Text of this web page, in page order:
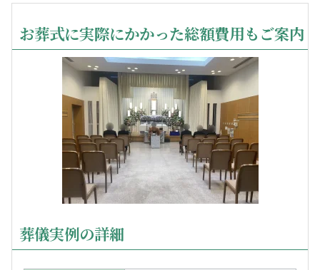
お葬式に実際にかかった総額費用もご案内
葬儀実例の詳細